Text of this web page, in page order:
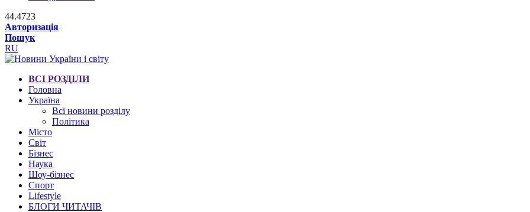
44.4723
Авторизація
Пошук
RU
ВСІ РОЗДІЛИ
Головна
Україна
Всі новини розділу
Політика
Місто
Світ
Бізнес
Наука
Шоу-бізнес
Спорт
Lifestyle
БЛОГИ ЧИТАЧІВ